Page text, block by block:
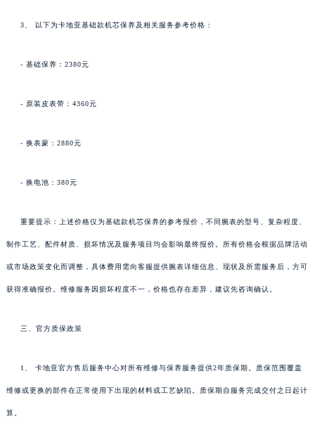
3、 以下为卡地亚基础款机芯保养及相关服务参考价格：
- 基础保养：2380元
- 原装皮表带：4360元
- 换表蒙：2880元
- 换电池：380元
重要提示：上述价格仅为基础款机芯保养的参考报价，不同腕表的型号、复杂程度、
制作工艺、配件材质、损坏情况及服务项目均会影响最终报价。所有价格会根据品牌活动
或市场政策变化而调整，具体费用需向客服提供腕表详细信息、现状及所需服务后，方可
获得准确报价。维修服务因损坏程度不一，价格也存在差异，建议先咨询确认。
三、官方质保政策
1、 卡地亚官方售后服务中心对所有维修与保养服务提供2年质保期。质保范围覆盖
维修或更换的部件在正常使用下出现的材料或工艺缺陷。质保期自服务完成交付之日起计
算。